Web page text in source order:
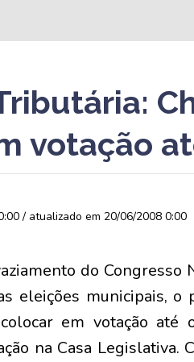
votação
/ atualizado em 20/06/2008 0:00
do
eleições municipais,
em votação
na Casa Legislativa.